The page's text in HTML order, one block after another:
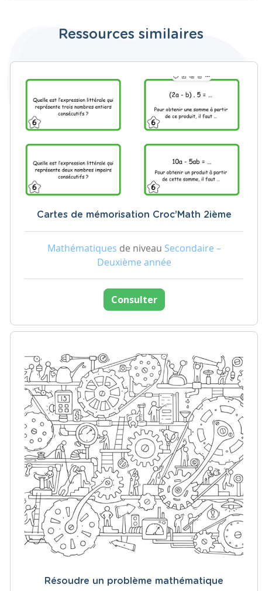
Ressources similaires
Cartes de mémorisation Croc’Math 2ième
Mathématiques de niveau Secondaire –
Deuxième année
Consulter
Résoudre un problème mathématique